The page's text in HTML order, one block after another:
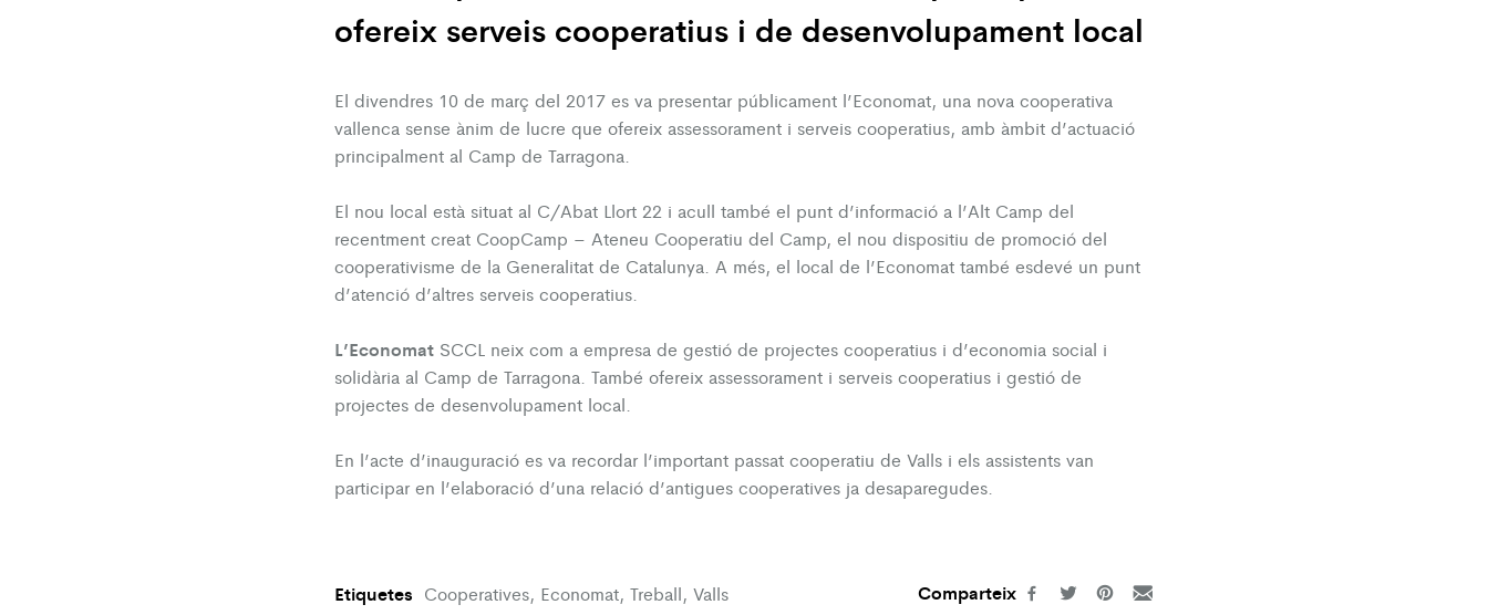
ofereix serveis cooperatius i de desenvolupament local
El divendres 10 de març del 2017 es va presentar públicament l’Economat, una nova cooperativa
vallenca sense ànim de lucre que ofereix assessorament i serveis cooperatius, amb àmbit d’actuació
principalment al Camp de Tarragona.
El nou local està situat al C/Abat Llort 22 i acull també el punt d’informació a l’Alt Camp del
recentment creat CoopCamp – Ateneu Cooperatiu del Camp, el nou dispositiu de promoció del
cooperativisme de la Generalitat de Catalunya. A més, el local de l’Economat també esdevé un punt
d’atenció d’altres serveis cooperatius.
L’Economat SCCL neix com a empresa de gestió de projectes cooperatius i d’economia social i
solidària al Camp de Tarragona. També ofereix assessorament i serveis cooperatius i gestió de
projectes de desenvolupament local.
En l’acte d’inauguració es va recordar l’important passat cooperatiu de Valls i els assistents van
participar en l’elaboració d’una relació d’antigues cooperatives ja desaparegudes.
Etiquetes Cooperatives, Economat, Treball, Valls Comparteix